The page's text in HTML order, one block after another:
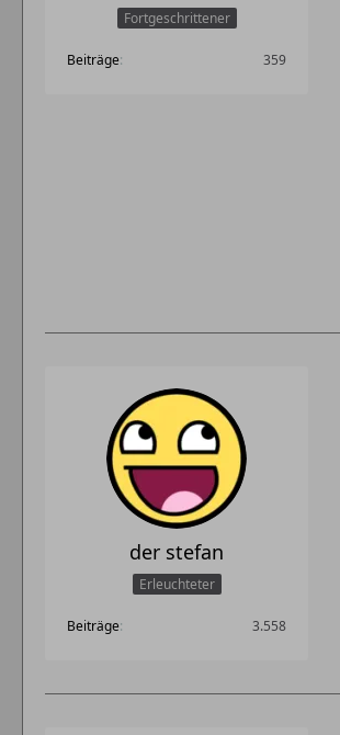
Fortgeschrittener
Beiträge 359
der stefan
Erleuchteter
Beiträge 3.558